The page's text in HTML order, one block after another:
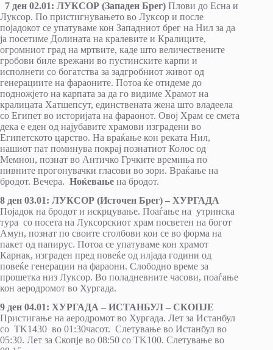
7 ден 02.01: ЛУКСОР (Западен Брег) Плови до Есна и
Луксор. По пристигнувањето во Луксор и после
појадокот се упатуваме кон Западниот брег на Нил за да
ја посетиме Долината на кралевите и Кралиците,
огромниот град на мртвите, каде што величествените
гробови биле врежани во пустинските карпи и
исполнети со богатства за задгробниот живот од
генерациите на фараоните. Потоа ќе отидеме до
подножјето на карпата за да го видиме Храмот на
кралицата Хатшепсут, единствената жена што владеела
со Египет во историјата на фараонот. Овој Храм се смета
дека е еден од најубавите храмови изградени во
Египетското царство. На враќање кон реката Нил,
нашиот пат поминува покрај познатиот Колос од
Мемнон, познат во Античко Грчките времиња по
нивните прогонувачки гласови во зори. Враќање на
бродот. Вечера. Ноќевање на бродот.
8 ден 03.01: ЛУКСОР (Источен Брег) – ХУРГАДА
Појадок на бродот и искрцување. Поаѓање на утринска
тура со посета на Луксорскиот храм посветен на богот
Амун, познат по своите столбови кои се во форма на
пакет од папирус. Потоа се упатуваме кон храмот
Карнак, изграден пред повеќе од илјада години од
повеќе генерации на фараони. Слободно време за
прошетка низ Луксор. Во поладневните часови, поаѓање
кон аеродромот во Хургада.
9 ден 04.01: ХУРГАДА – ИСТАНБУЛ – СКОПЈЕ
Пристигање на аеродромот во Хургада. Лет за Истанбул
со TK1430 во 01:30часот. Слетување во Истанбул во
05:30. Лет за Скопје во 08:50 со TK100. Слетување во